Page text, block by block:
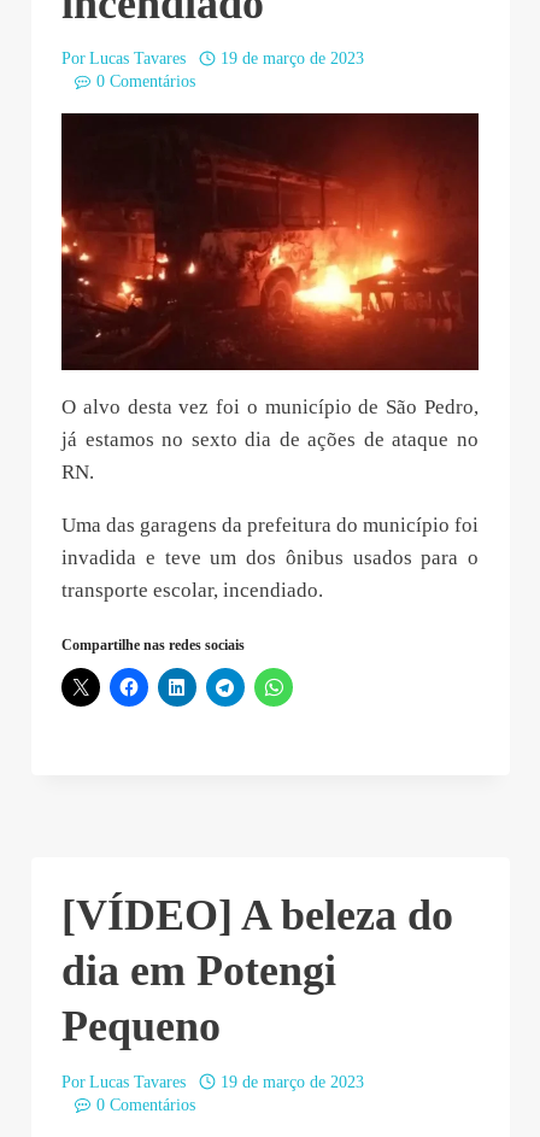
Por Lucas Tavares
19 de março de 2023
0 Comentários
O alvo desta vez foi o município de São Pedro,
já estamos no sexto dia de ações de ataque no
RN.
Uma das garagens da prefeitura do município foi
invadida e teve um dos ônibus usados para o
transporte escolar, incendiado.
Compartilhe nas redes sociais
[VÍDEO] A beleza do
dia em Potengi
Pequeno
Por Lucas Tavares
19 de março de 2023
0 Comentários